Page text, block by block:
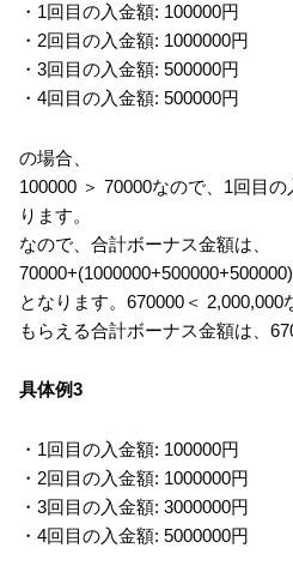
・1回目の入金額: 100000円
・2回目の入金額: 1000000円
・3回目の入金額: 500000円
・4回目の入金額: 500000円
の場合、
100000 ＞ 70000なので、1回目
ります。
なので、合計ボーナス金額は、
となります。670000＜ 2,000,000
もらえる合計ボーナス金額は、
具体例3
・1回目の入金額: 100000円
・2回目の入金額: 1000000円
・3回目の入金額: 3000000円
・4回目の入金額: 5000000円